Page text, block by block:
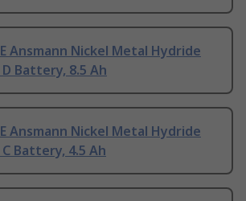
Ansmann Nickel Metal Hydride
Battery, 8.5 Ah
Ansmann Nickel Metal Hydride
Battery, 4.5 Ah